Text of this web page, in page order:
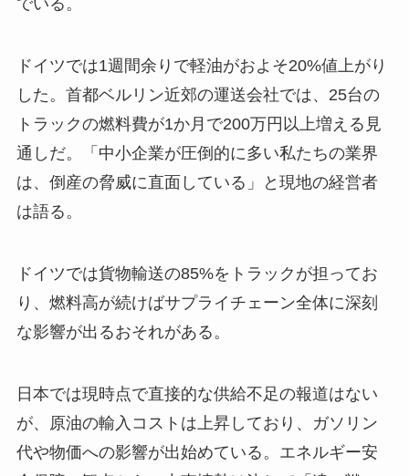
でいる。
ドイツでは1週間余りで軽油がおよそ20%値上がり
した。首都ベルリン近郊の運送会社では、25台の
トラックの燃料費が1か月で200万円以上増える見
通しだ。「中小企業が圧倒的に多い私たちの業界
は、倒産の脅威に直面している」と現地の経営者
は語る。
ドイツでは貨物輸送の85%をトラックが担ってお
り、燃料高が続けばサプライチェーン全体に深刻
な影響が出るおそれがある。
日本では現時点で直接的な供給不足の報道はない
が、原油の輸入コストは上昇しており、ガソリン
代や物価への影響が出始めている。エネルギー安